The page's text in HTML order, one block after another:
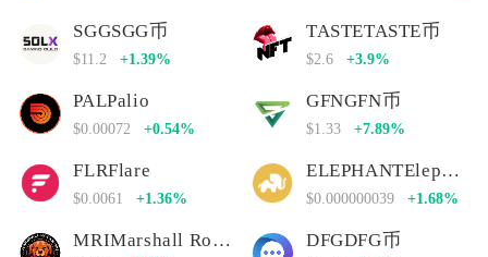
SGGSGG币
$11.2 +1.39%
TASTETASTE币
$2.6 +3.9%
PALPalio
$0.00072 +0.54%
GFNGFN币
$1.33 +7.89%
FLRFlare
$0.0061 +1.36%
ELEPHANTElephant Money
$0.000000039 +1.68%
MRIMarshall Rogan Inu DFGDFG币